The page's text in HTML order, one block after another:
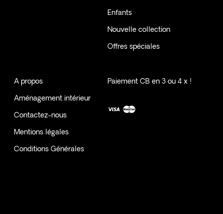
Enfants
Nouvelle collection
Offres spéciales
A propos
Aménagement intérieur
Contactez-nous
Mentions légales
Conditions Générales
Paiement CB en 3 ou 4 x !